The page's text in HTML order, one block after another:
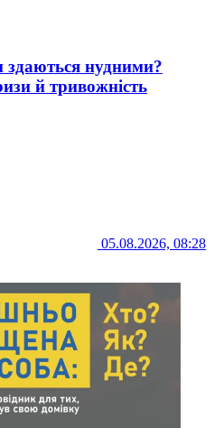
здаються нудними?
й тривожність
05.08.2026, 08:28